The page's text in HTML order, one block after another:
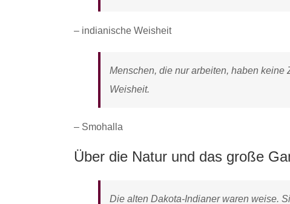
– indianische Weisheit
Menschen, die nur arbeiten, haben keine
Weisheit.
– Smohalla
Über die Natur und das große
Die alten Dakota-Indianer waren weise.